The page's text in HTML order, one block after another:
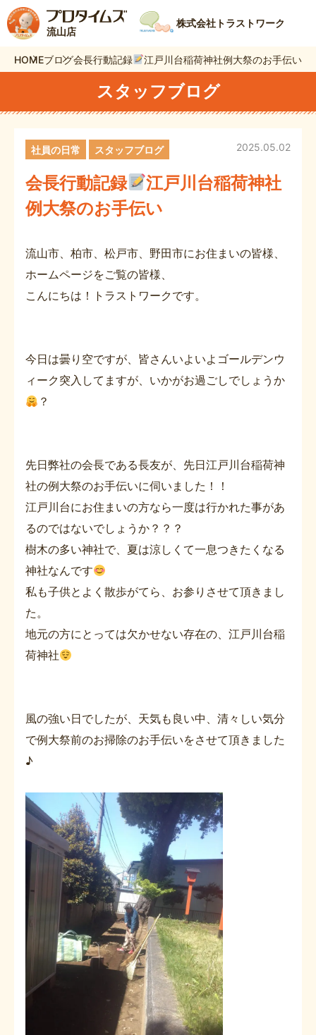
流山店
株式会社トラストワーク
HOMEブログ会長行動記録 江戸川台稲荷神社例大祭のお手伝い
スタッフブログ
会長行動記録
江戸川台稲荷神社
例大祭のお手伝い
2025.05.02
社員の日常 スタッフブログ
流山市、柏市、松戸市、野田市にお住まいの皆様、
ホームページをご覧の皆様、
こんにちは！トラストワークです。
今日は曇り空ですが、皆さんいよいよゴールデンウ
ィーク突入してますが、いかがお過ごしでしょうか
？
先日弊社の会長である長友が、先日江戸川台稲荷神
社の例大祭のお手伝いに伺いました！！
江戸川台にお住まいの方なら一度は行かれた事があ
るのではないでしょうか？？？
樹木の多い神社で、夏は涼しくて一息つきたくなる
神社なんです
私も子供とよく散歩がてら、お参りさせて頂きまし
た。
地元の方にとっては欠かせない存在の、江戸川台稲
荷神社
風の強い日でしたが、天気も良い中、清々しい気分
で例大祭前のお掃除のお手伝いをさせて頂きました
♪